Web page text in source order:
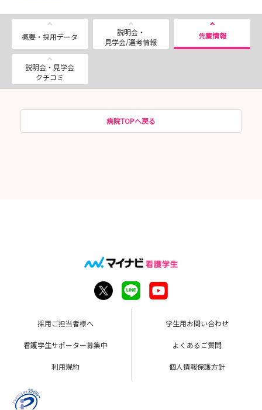
概要・採用データ
説明会・
見学会/選考情報
先輩情報
説明会・見学会
クチコミ
病院TOPへ戻る
採用ご担当者様へ 学生用お問い合わせ
看護学生サポーター募集中 よくあるご質問
利用規約 個人情報保護方針